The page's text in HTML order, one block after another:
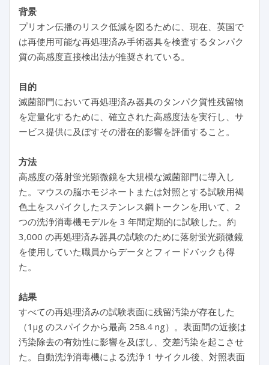
背景
プリオン伝播のリスク低減を図るために、現在、英国で
は再使用可能な再処理済み手術器具を検査するタンパク
質の高感度直接検出法が推奨されている。
目的
滅菌部門において再処理済み器具のタンパク質性残留物
を定量化するために、確立された高感度法を実行し、サ
ービス提供に及ぼすその潜在的影響を評価すること。
方法
高感度の落射蛍光顕微鏡を大規模な滅菌部門に導入し
た。マウスの脳ホモジネートまたは対照とする試験用褐
色土をスパイクしたステンレス鋼トークンを用いて、2
つの洗浄消毒機モデルを 3 年間定期的に試験した。約
3,000 の再処理済み器具の試験のために落射蛍光顕微鏡
を使用していた職員からデータとフィードバックも得
た。
結果
すべての再処理済みの試験表面に残留汚染が存在した
（1μg のスパイクから最高 258.4 ng）。表面間の近接は
汚染除去の有効性に影響を及ぼし、交差汚染を起こさせ
た。自動洗浄消毒機による洗浄 1 サイクル後、対照表面